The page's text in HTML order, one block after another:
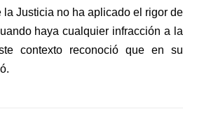
la Justicia no ha aplicado el rigor de
haya cualquier infracción a la
contexto reconoció que en su